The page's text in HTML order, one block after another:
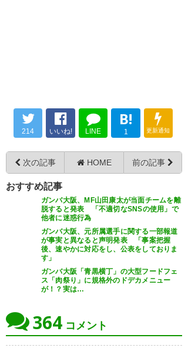
よくあること。盛り上がりすぎ
てフェアプレー宣言中だという
ことに気付かなかったのだろ
う。やっちまった方も凹んでる
だろうし、大ごとにせず水に流
そうぜ。 “大阪ダービー”のフェ
アプレー宣言中にブーイング…G
大阪が声明「非常に遺憾」 |…
https://t.co/KyABuusi2z
— トムトム (tomzoooo)2019,
214 いいね! LINE
B!
1 更新通知
次の記事 HOME 前の記事
おすすめ記事
ガンバ大阪、MF山田康太が当面チームを離
脱すると発表 「不適切なSNSの使用」で
他者に迷惑行為
ガンバ大阪、元所属選手に関する一部報道
が事実と異なると声明発表 「事案把握
後、速やかに対応をし、公表をしておりま
す」
ガンバ大阪「青黒横丁」の大型フードフェ
ス「肉祭り」に規格外のドデカメニュー
が！？実は…
364 コメント